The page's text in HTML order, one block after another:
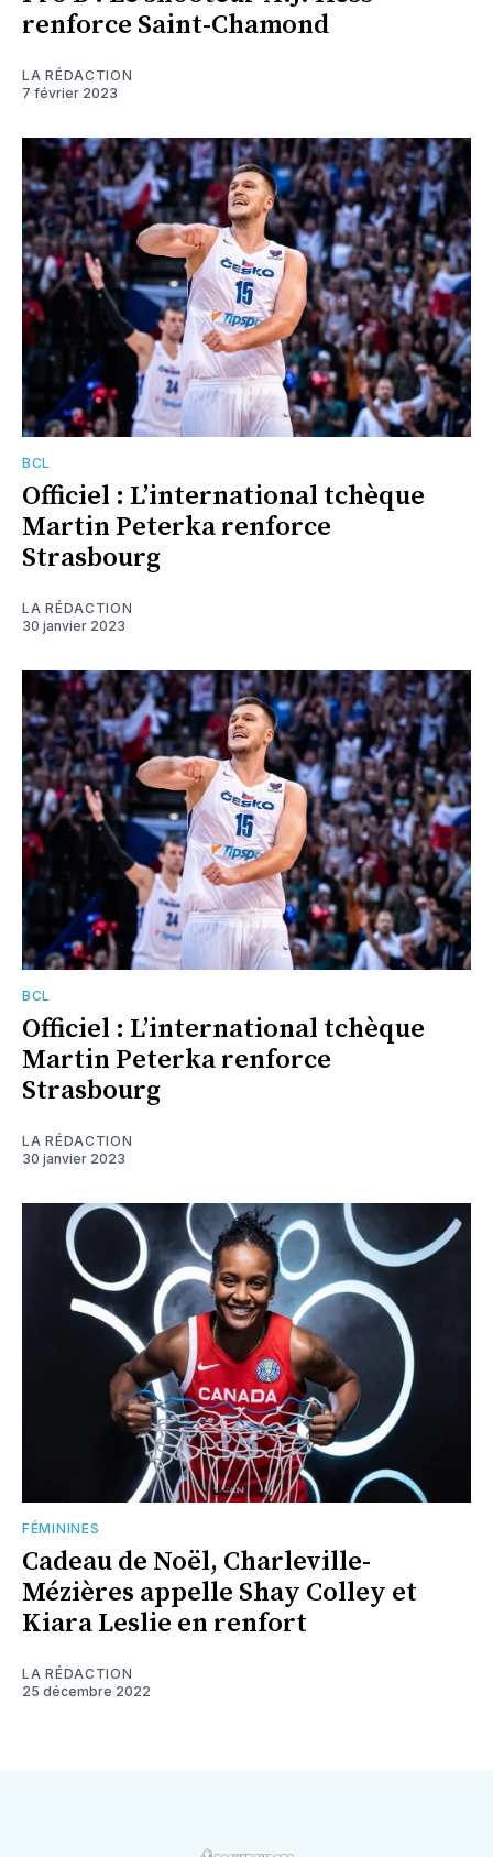
renforce Saint-Chamond
LA RÉDACTION
7 février 2023
BCL
Officiel : L’international tchèque
Martin Peterka renforce
Strasbourg
LA RÉDACTION
30 janvier 2023
BCL
Officiel : L’international tchèque
Martin Peterka renforce
Strasbourg
LA RÉDACTION
30 janvier 2023
FÉMININES
Cadeau de Noël, Charleville-
Mézières appelle Shay Colley et
Kiara Leslie en renfort
LA RÉDACTION
25 décembre 2022